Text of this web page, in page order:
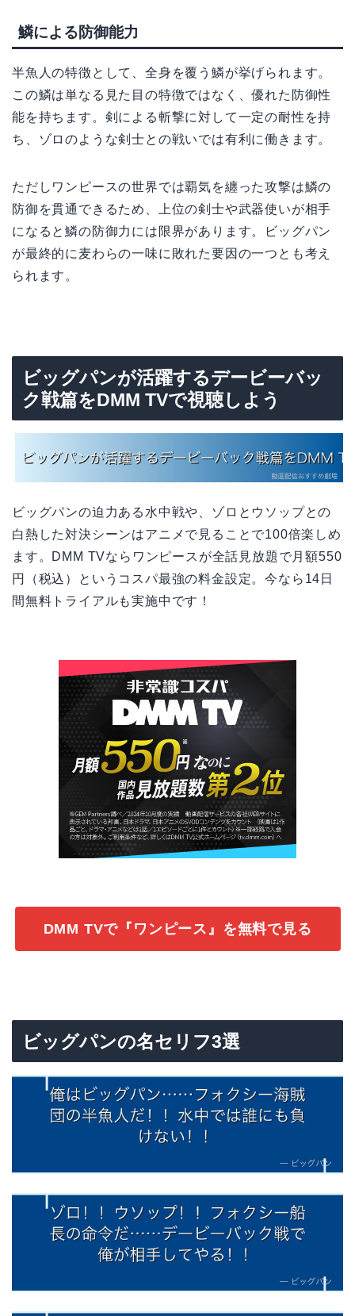
鱗による防御能力
半魚人の特徴として、全身を覆う鱗が挙げられます。
この鱗は単なる見た目の特徴ではなく、優れた防御性
能を持ちます。剣による斬撃に対して一定の耐性を持
ち、ゾロのような剣士との戦いでは有利に働きます。
ただしワンピースの世界では覇気を纏った攻撃は鱗の
防御を貫通できるため、上位の剣士や武器使いが相手
になると鱗の防御力には限界があります。ビッグパン
が最終的に麦わらの一味に敗れた要因の一つとも考え
られます。
ビッグパンが活躍するデービーバッ
ク戦篇をDMM TVで視聴しよう
ビッグパンの迫力ある水中戦や、ゾロとウソップとの
白熱した対決シーンはアニメで見ることで100倍楽しめ
ます。DMM TVならワンピースが全話見放題で月額550
円（税込）というコスパ最強の料金設定。今なら14日
間無料トライアルも実施中です！
DMM TVで『ワンピース』を無料で見る
ビッグパンの名セリフ3選